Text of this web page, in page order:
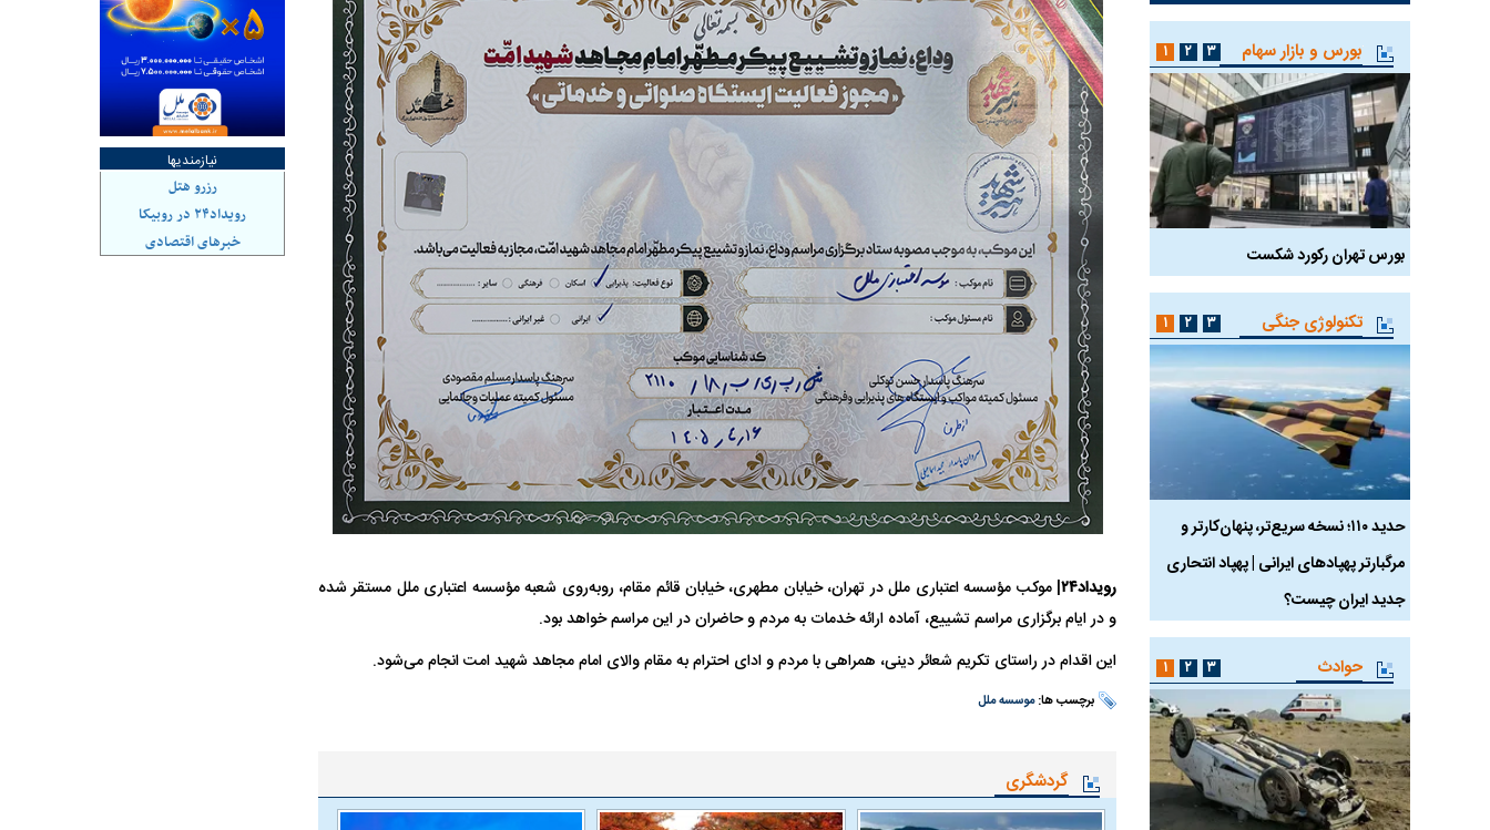
رویداد۲۴
| موکب مؤسسه اعتباری ملل در تهران، خیابان مطهری، خیابان قائم مقام، روبه‌روی شعبه مؤسسه اعتباری ملل مستقر شده
و در ایام برگزاری مراسم تشییع، آماده ارائه خدمات به مردم و حاضران در این مراسم خواهد بود.
این اقدام در راستای تکریم شعائر دینی، همراهی با مردم و ادای احترام به مقام والای امام مجاهد شهید امت انجام می‌شود.
برچسب ها:موسسه ملل
گردشگری
بورس و بازار سهام
بورس تهران رکورد شکست سیگنال مثبت دیپلماسی به بورس پرواز ۱۰۰ هزار واحدی شاخص کل بورس بورس تهران رکورد شکست سیگنال مثبت دیپلماسی به بورس
۱ ۲ ۳
تکنولوژی جنگی
حدید ۱۱۰؛ نسخه سریع‌تر، پنهان‌کارتر و
مرگبارتر پهپادهای ایرانی | پهپاد انتحاری
جدید ایران چیست؟
هواپیمای مرموز E-11A BACN چیست؟
فضاپیمای «استارشیپ» ایلان ماسک
حدید ۱۱۰؛ نسخه سریع‌تر، پنهان‌کارتر و
جدید ایران چیست؟
هواپیمای مرموز E-11A BACN چیست؟
۱ ۲ ۳
حوادث ۱ ۲ ۳
نیازمندیها
رزرو هتل
رویداد۲۴ در روبیکا
خبرهای اقتصادی